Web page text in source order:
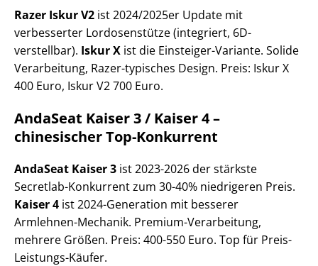
Razer Iskur V2 ist 2024/2025er Update mit
verbesserter Lordosenstütze (integriert, 6D-
verstellbar). Iskur X ist die Einsteiger-Variante. Solide
Verarbeitung, Razer-typisches Design. Preis: Iskur X
400 Euro, Iskur V2 700 Euro.
AndaSeat Kaiser 3 / Kaiser 4 –
chinesischer Top-Konkurrent
AndaSeat Kaiser 3 ist 2023-2026 der stärkste
Secretlab-Konkurrent zum 30-40% niedrigeren Preis.
Kaiser 4 ist 2024-Generation mit besserer
Armlehnen-Mechanik. Premium-Verarbeitung,
mehrere Größen. Preis: 400-550 Euro. Top für Preis-
Leistungs-Käufer.